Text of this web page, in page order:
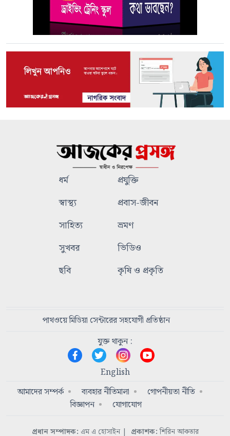
ধর্ম
প্রযুক্তি
স্বাস্থ্য
প্রবাস-জীবন
সাহিত্য
ভ্রমণ
সুখবর
ভিডিও
ছবি
কৃষি ও প্রকৃতি
পাথওয়ে মিডিয়া সেন্টারের সহযোগী প্রতিষ্ঠান
যুক্ত থাকুন :
English
আমাদের সম্পর্ক
ব্যবহার নীতিমালা
গোপনীয়তা নীতি
বিজ্ঞাপন
যোগাযোগ
প্রধান সম্পাদক: এম এ হোসাইন | প্রকাশক:শিরিন আকতার